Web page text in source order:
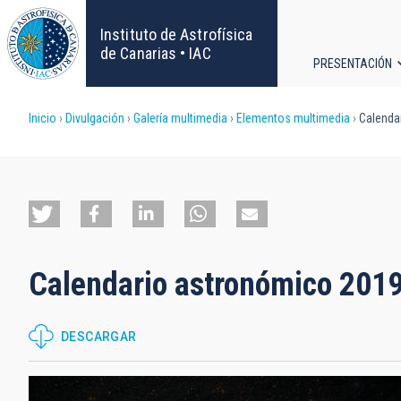
Pasar
al
contenido
principal
Instituto de Astrofísica
de Canarias • IAC
PRESENTACIÓN
Sobrescribir
de
a
la
navegación
Inicio Divulgación Galería multimedia Elementos multimedia
Calendario astronómico
DESCARGAR